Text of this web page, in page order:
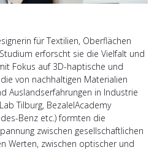
für Textilien, Oberflächen
erforscht sie die Vielfalt und
Fokus auf 3D-haptische und
von nachhaltigen Materialien
Auslandserfahrungen in Industrie
Tilburg, BezalelAcademy
Benz etc.) formten die
zwischen gesellschaftlichen
Werten, zwischen optischer und